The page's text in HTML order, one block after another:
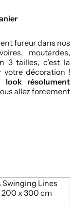
fureur dans nos
moutardes,
3 tailles, c’est la
votre décoration !
look résolument
allez forcement